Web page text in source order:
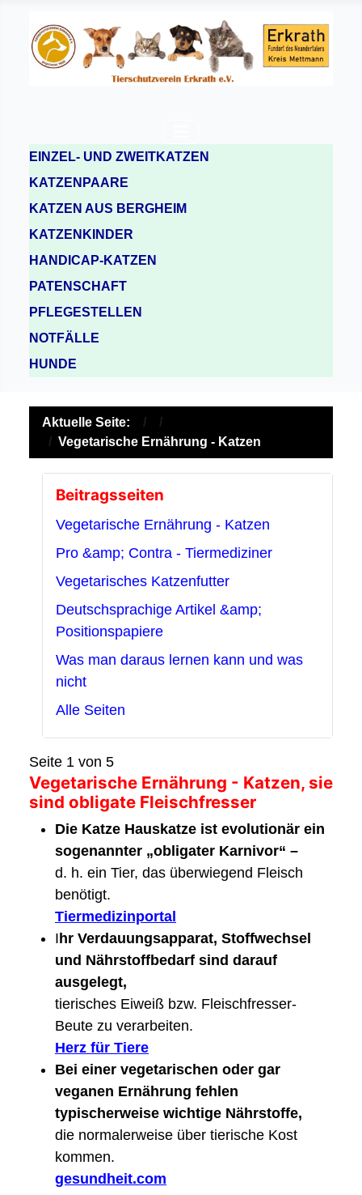
EINZEL- UND ZWEITKATZEN
KATZENPAARE
KATZEN AUS BERGHEIM
KATZENKINDER
HANDICAP-KATZEN
PATENSCHAFT
PFLEGESTELLEN
NOTFÄLLE
HUNDE
Aktuelle Seite:
Vegetarische Ernährung - Katzen
Beitragsseiten
Vegetarische Ernährung - Katzen
Pro &amp; Contra - Tiermediziner
Vegetarisches Katzenfutter
Deutschsprachige Artikel &amp;
Positionspapiere
Was man daraus lernen kann und was
nicht
Alle Seiten
Seite 1 von 5
Vegetarische Ernährung - Katzen, sie
sind obligate Fleischfresser
Die Katze Hauskatze ist evolutionär ein
sogenannter „obligater Karnivor“ –
d. h. ein Tier, das überwiegend Fleisch
benötigt.
Tiermedizinportal
I hr Verdauungsapparat, Stoffwechsel
und Nährstoffbedarf sind darauf
ausgelegt,
tierisches Eiweiß bzw. Fleischfresser-
Beute zu verarbeiten.
Herz für Tiere
Bei einer vegetarischen oder gar
veganen Ernährung fehlen
typischerweise wichtige Nährstoffe,
die normalerweise über tierische Kost
kommen.
gesundheit.com